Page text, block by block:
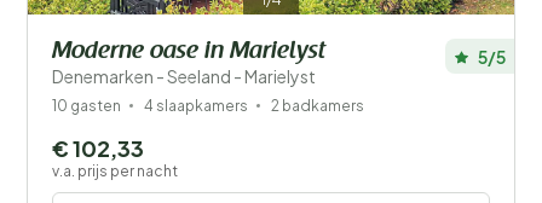
Moderne oase in Marielyst
Denemarken - Seeland - Marielyst
5/5
10 gasten 4 slaapkamers 2 badkamers
€ 102,33
v.a. prijs per nacht